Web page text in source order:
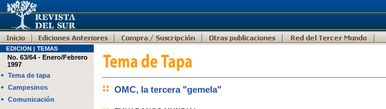
EDICION | TEMAS
No. 63/64 - Enero/Febrero
1997
• Tema de tapa
• Campesinos
• Comunicación
OMC, la tercera "gemela"